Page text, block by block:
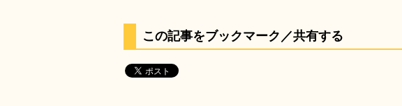
この記事をブックマーク／共有する